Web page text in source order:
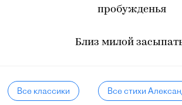
пробужденья
Близ милой
Все классики Все стихи